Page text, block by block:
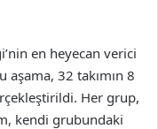
en heyecan verici
32 takımın 8
Her grup,
kendi grubundaki